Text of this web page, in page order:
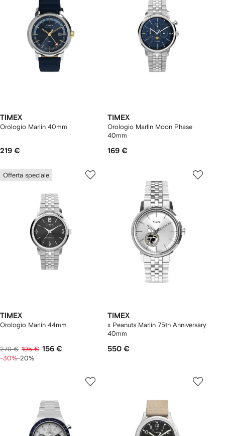
TIMEX
Orologio Marlin 40mm
219 €
TIMEX
Orologio Marlin Moon Phase
40mm
169 €
Offerta speciale
TIMEX
Orologio Marlin 44mm
279 € 195 € 156 €
-30%-20%
TIMEX
x Peanuts Marlin 75th Anniversary
40mm
550 €